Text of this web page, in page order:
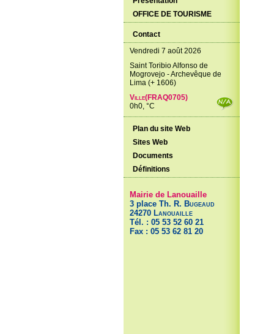
OFFICE DE TOURISME
Contact
Vendredi 7 août 2026
Saint Toribio Alfonso de
Mogrovejo - Archevêque de
Lima (+ 1606)
Ville(FRAQ0705)
0h0, °C
Plan du site Web
Sites Web
Documents
Définitions
Mairie de Lanouaille
3 place Th. R. Bugeaud
24270 Lanouaille
Tél. : 05 53 52 60 21
Fax : 05 53 62 81 20